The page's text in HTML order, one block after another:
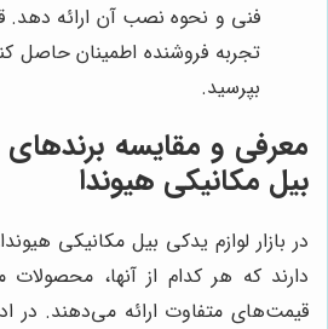
فنی و نحوه نصب آن ارائه دهد.
تجربه فروشنده اطمینان حاصل
بپرسید.
معرفی و مقایسه برندهای
بیل مکانیکی هیوندا
در بازار لوازم یدکی بیل مکانیکی
دارند که هر کدام از آنها،
قیمت‌های متفاوت ارائه می‌دهند. در